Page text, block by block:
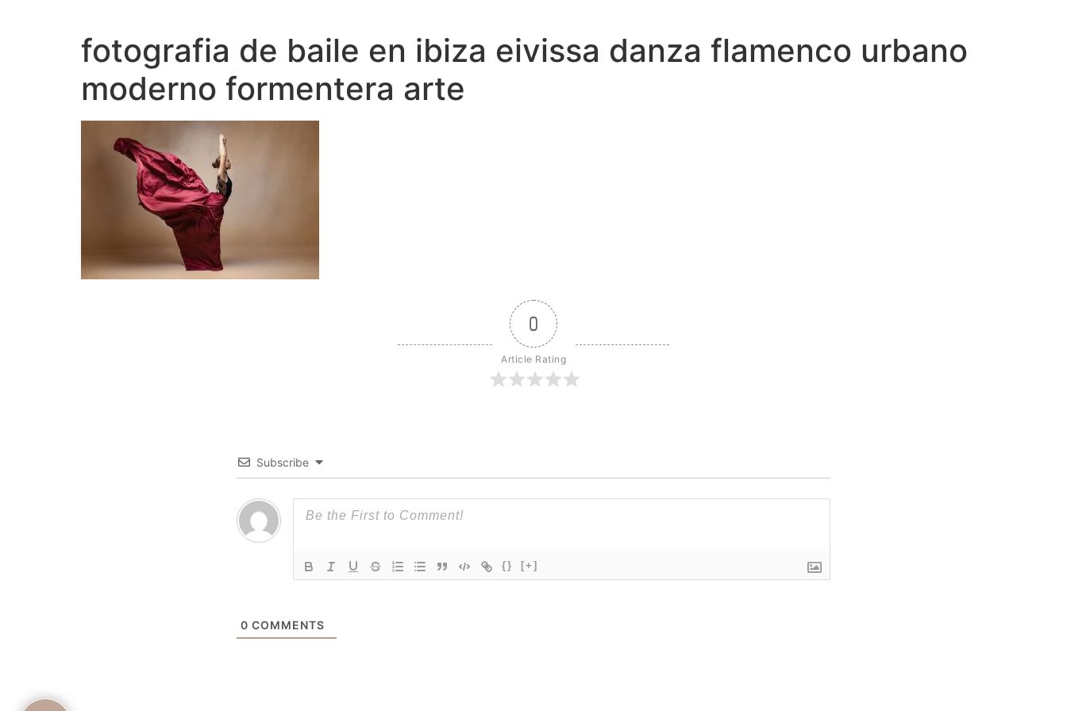
fotografia de baile en ibiza eivissa danza flamenco urbano
moderno formentera arte
0
Article Rating
Subscribe
{} [+]
0 COMMENTS